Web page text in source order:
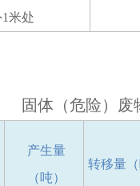
1米处
固体（危险）废
产生量
（吨）
转移量